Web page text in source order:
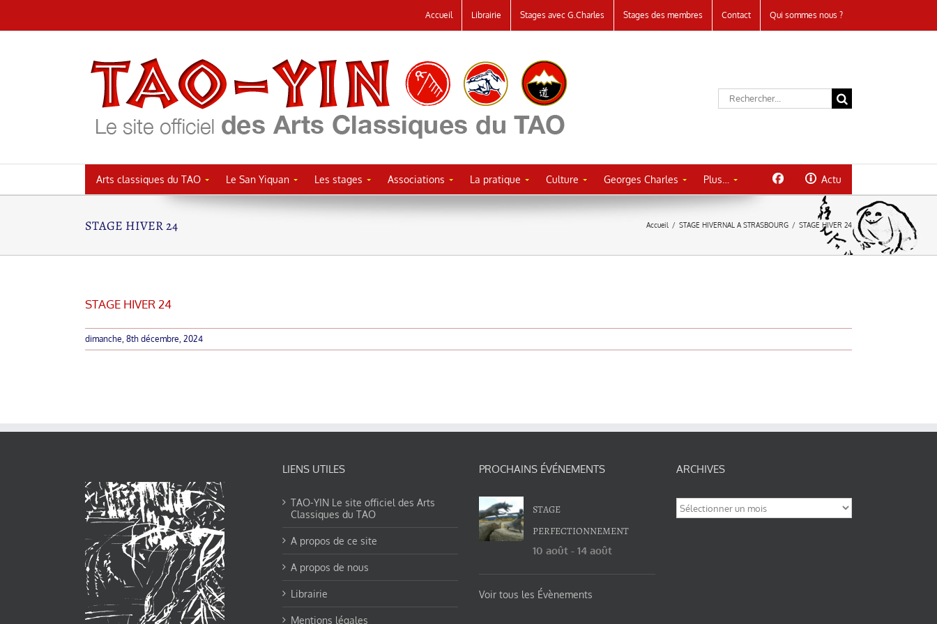
au
Accueil Librairie Stages avec G.Charles Stages des membres Contact Qui sommes nous ?
Rechercher:
Arts classiques du TAO Le San Yiquan Les stages Associations La pratique Culture Georges Charles Plus… Actu
STAGE HIVER 24 Accueil / STAGE HIVERNAL A STRASBOURG / STAGE HIVER 24
STAGE HIVER 24
dimanche, 8th décembre, 2024
LIENS UTILES
TAO-YIN Le site officiel des Arts
Classiques du TAO
A propos de ce site
A propos de nous
Librairie
Mentions légales
PROCHAINS ÉVÉNEMENTS
STAGE
PERFECTIONNEMENT
10 août - 14 août
Voir tous les Évènements
ARCHIVES
Archives